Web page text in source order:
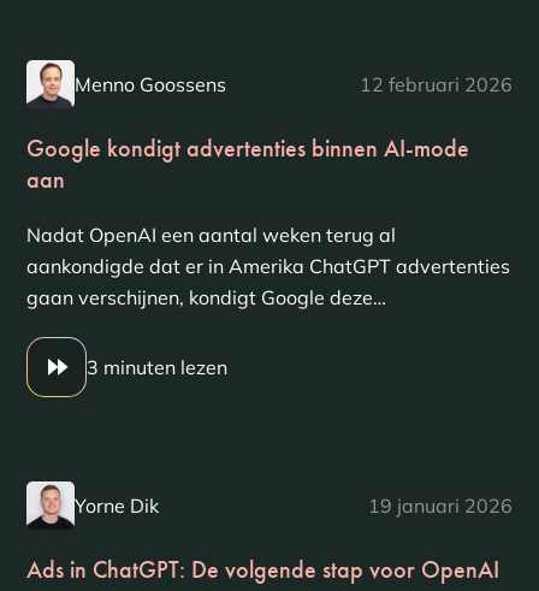
Menno Goossens 12 februari 2026
Google kondigt advertenties binnen AI-mode
aan
Nadat OpenAI een aantal weken terug al
aankondigde dat er in Amerika ChatGPT advertenties
gaan verschijnen, kondigt Google deze…
3 minuten lezen
Yorne Dik 19 januari 2026
Ads in ChatGPT: De volgende stap voor OpenAI